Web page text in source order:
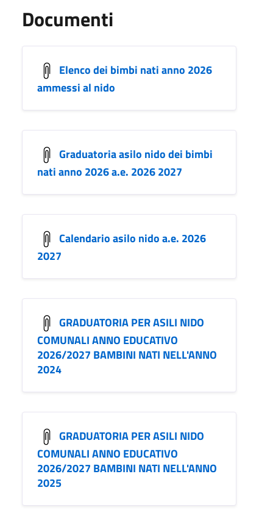
Documenti
Elenco dei bimbi nati anno 2026
ammessi al nido
Graduatoria asilo nido dei bimbi
nati anno 2026 a.e. 2026 2027
Calendario asilo nido a.e. 2026
2027
GRADUATORIA PER ASILI NIDO
COMUNALI ANNO EDUCATIVO
2026/2027 BAMBINI NATI NELL'ANNO
2024
GRADUATORIA PER ASILI NIDO
COMUNALI ANNO EDUCATIVO
2026/2027 BAMBINI NATI NELL'ANNO
2025